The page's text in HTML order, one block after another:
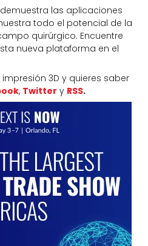
las aplicaciones
todo el potencial de la
quirúrgico. Encuentre
nueva plataforma en el
3D y quieres saber
, Twitter y RSS.